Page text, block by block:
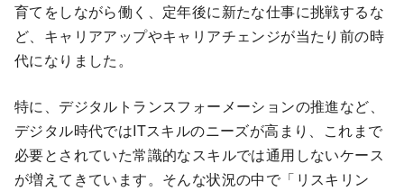
育てをしながら働く、定年後に新たな仕事に挑戦するな
ど、キャリアアップやキャリアチェンジが当たり前の時
代になりました。
特に、デジタルトランスフォーメーションの推進など、
デジタル時代ではITスキルのニーズが高まり、これまで
必要とされていた常識的なスキルでは通用しないケース
が増えてきています。そんな状況の中で「リスキリン